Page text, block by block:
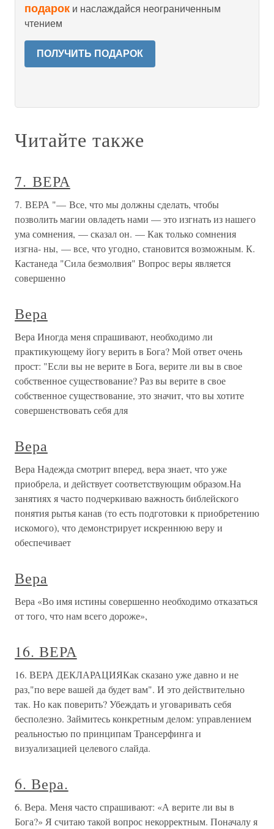
подарок и наслаждайся неограниченным
чтением
ПОЛУЧИТЬ ПОДАРОК
Читайте также
7. ВЕРА
7. ВЕРА "— Все, что мы должны сделать, чтобы
позволить магии овладеть нами — это изгнать из нашего
ума сомнения, — сказал он. — Как только сомнения
изгна- ны, — все, что угодно, становится возможным. К.
Кастанеда "Сила безмолвия" Вопрос веры является
совершенно
Вера
Вера Иногда меня спрашивают, необходимо ли
практикующему йогу верить в Бога? Мой ответ очень
прост: "Если вы не верите в Бога, верите ли вы в свое
собственное существование? Раз вы верите в свое
собственное существование, это значит, что вы хотите
совершенствовать себя для
Вера
Вера Надежда смотрит вперед, вера знает, что уже
приобрела, и действует соответствующим образом.На
занятиях я часто подчеркиваю важность библейского
понятия рытья канав (то есть подготовки к приобретению
искомого), что демонстрирует искреннюю веру и
обеспечивает
Вера
Вера «Во имя истины совершенно необходимо отказаться
от того, что нам всего дороже»,
16. ВЕРА
16. ВЕРА ДЕКЛАРАЦИЯКак сказано уже давно и не
раз,"по вере вашей да будет вам". И это действительно
так. Но как поверить? Убеждать и уговаривать себя
бесполезно. Займитесь конкретным делом: управлением
реальностью по принципам Трансерфинга и
визуализацией целевого слайда.
6. Вера.
6. Вера. Меня часто спрашивают: «А верите ли вы в
Бога?» Я считаю такой вопрос некорректным. Поначалу я